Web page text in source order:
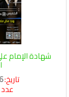
شهادة الإمام
تاريخ:
عدد